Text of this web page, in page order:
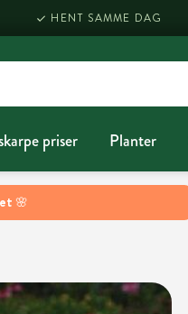
🌸
HENT SAMME DAG
priser Planter